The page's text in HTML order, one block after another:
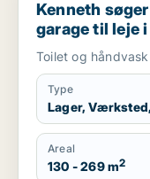
Kenneth
garage til leje
Vallensbæk
Toilet og håndvask
Type
Lager,
Areal
130 - 269 m2